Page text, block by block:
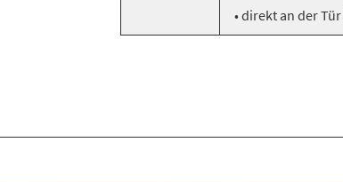
• direkt an der